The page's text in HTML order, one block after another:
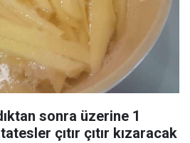
sonra üzerine 1
çıtır çıtır kızaracak